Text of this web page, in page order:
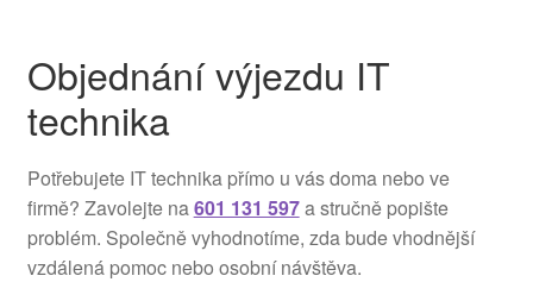
Objednání výjezdu IT
technika
Potřebujete IT technika přímo u vás doma nebo ve
firmě? Zavolejte na601 131 597a stručně popište
problém. Společně vyhodnotíme, zda bude vhodnější
vzdálená pomoc nebo osobní návštěva.